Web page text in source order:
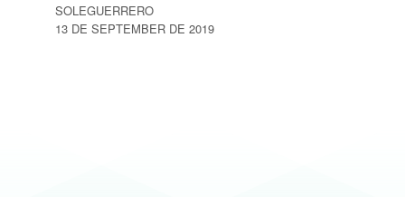
SOLEGUERRERO
13 DE SEPTEMBER DE 2019